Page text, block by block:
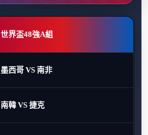
世界盃48強A組
墨西哥 VS 南非
南韓 VS 捷克